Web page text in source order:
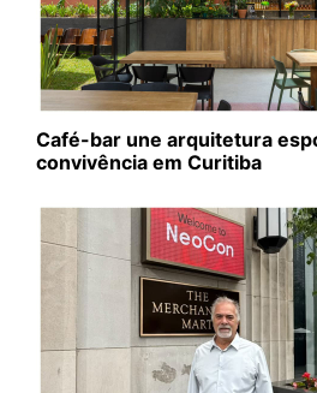
Café-bar une arquitetura
convivência em Curitiba